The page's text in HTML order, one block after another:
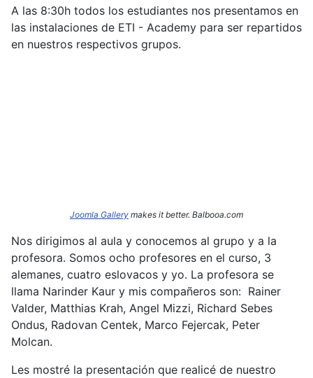
A las 8:30h todos los estudiantes nos presentamos en
las instalaciones de ETI - Academy para ser repartidos
en nuestros respectivos grupos.
Joomla Gallery makes it better. Balbooa.com
Nos dirigimos al aula y conocemos al grupo y a la
profesora. Somos ocho profesores en el curso, 3
alemanes, cuatro eslovacos y yo. La profesora se
llama Narinder Kaur y mis compañeros son: Rainer
Valder, Matthias Krah, Angel Mizzi, Richard Sebes
Ondus, Radovan Centek, Marco Fejercak, Peter
Molcan.
Les mostré la presentación que realicé de nuestro